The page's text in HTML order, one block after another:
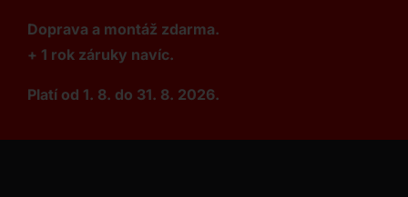
Doprava a montáž zdarma.
+ 1 rok záruky navíc.
Platí od 1. 8. do 31. 8. 2026.